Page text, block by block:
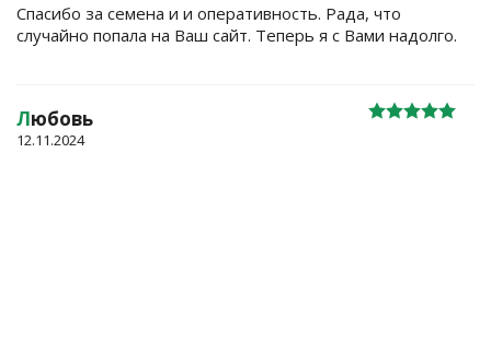
Спасибо за семена и и оперативность. Рада, что
случайно попала на Ваш сайт. Теперь я с Вами надолго.
Любовь
12.11.2024